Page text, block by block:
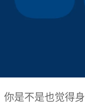
你是不是也觉得